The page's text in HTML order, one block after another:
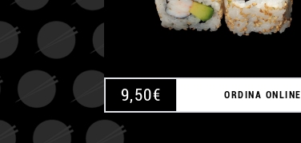
9,50€ ORDINA ONLINE